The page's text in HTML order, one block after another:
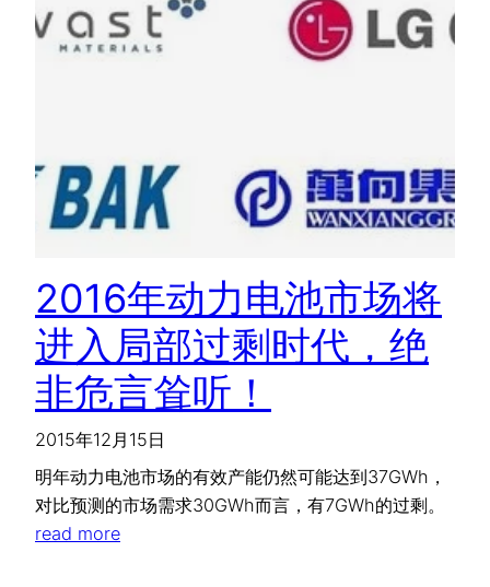
2016年动力电池市场将
进入局部过剩时代，绝
非危言耸听！
2015年12月15日
明年动力电池市场的有效产能仍然可能达到37GWh，
对比预测的市场需求30GWh而言，有7GWh的过剩。
read more